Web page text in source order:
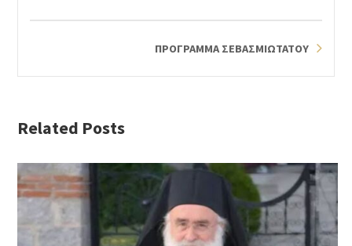
ΠΡΟΓΡΑΜΜΑ ΣΕΒΑΣΜΙΩΤΑΤΟΥ
Related Posts